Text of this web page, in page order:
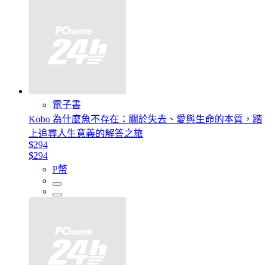
電子書
Kobo 為什麼魚不存在：關於失去、愛與生命的本質，踏
上追尋人生意義的解答之旅
$294
$294
P幣